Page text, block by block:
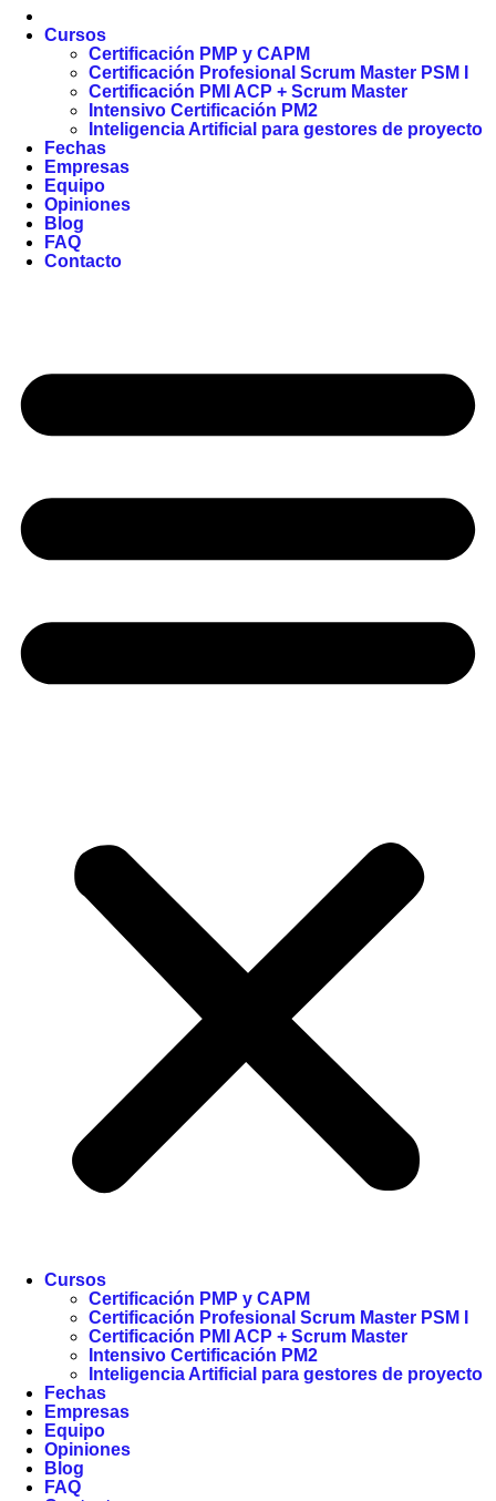
Cursos
Certificación PMP y CAPM
Certificación Profesional Scrum Master PSM I
Certificación PMI ACP + Scrum Master
Intensivo Certificación PM2
Inteligencia Artificial para gestores de proyecto
Fechas
Empresas
Equipo
Opiniones
Blog
FAQ
Contacto
Cursos
Certificación PMP y CAPM
Certificación Profesional Scrum Master PSM I
Certificación PMI ACP + Scrum Master
Intensivo Certificación PM2
Inteligencia Artificial para gestores de proyecto
Fechas
Empresas
Equipo
Opiniones
Blog
FAQ